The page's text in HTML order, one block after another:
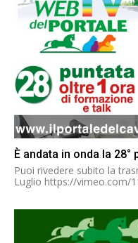
È andata in onda la 28°
Puoi rivedere subito la